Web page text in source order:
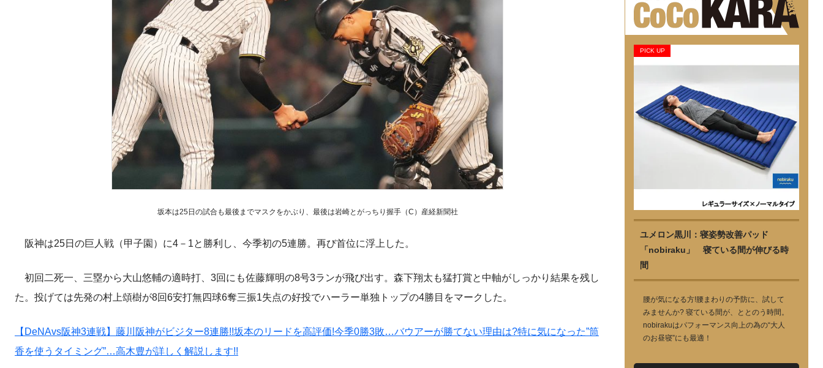
坂本は25日の試合も最後までマスクをかぶり、最後は岩崎とがっちり握手（C）産経新聞社
阪神は25日の巨人戦（甲子園）に4－1と勝利し、今季初の5連勝。再び首位に浮上した。
初回二死一、三塁から大山悠輔の適時打、3回にも佐藤輝明の8号3ランが飛び出す。森下翔太も猛打賞と中軸がしっかり結果を残し
た。投げては先発の村上頌樹が8回6安打無四球6奪三振1失点の好投でハーラー単独トップの4勝目をマークした。
【DeNAvs阪神3連戦】藤川阪神がビジター8連勝!!坂本のリードを高評価!今季0勝3敗…バウアーが勝てない理由は?特に気になった”筒
香を使うタイミング”…高木豊が詳しく解説します!!
PICK UP
ユメロン黒川：寝姿勢改善パッド
「nobiraku」 寝ている間が伸びる時
間
腰が気になる方!腰まわりの予防に、試して
みませんか? 寝ている間が、ととのう時間。
nobirakuはパフォーマンス向上の為の“大人
のお昼寝”にも最適！